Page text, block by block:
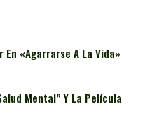
«Agarrarse A La Vida»
Mental” Y La Película